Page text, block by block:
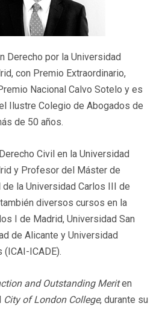
Derecho por la Universidad
con Premio Extraordinario,
Nacional Calvo Sotelo y es
Ilustre Colegio de Abogados de
de 50 años.
Civil en la Universidad
y Profesor del Máster de
la Universidad Carlos III de
diversos cursos en la
I de Madrid, Universidad San
de Alicante y Universidad
ICADE).
and Outstanding Meriten
City of London College, durante su